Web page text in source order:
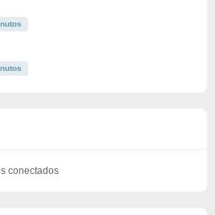
conectados